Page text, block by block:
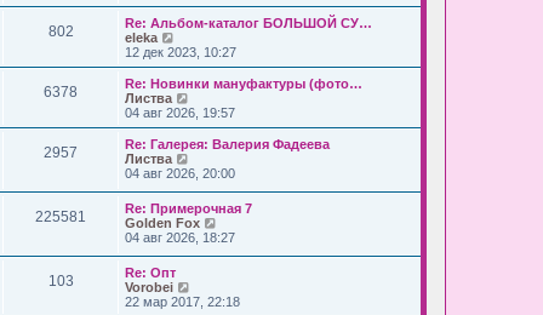
м
у
о
о
б
щ
е
н
и
ю
е
д
е
м
у
с
о
о
б
щ
е
ю
п
о
с
е
н
е
м
с
о
о
б
щ
е
р
е
т
п
о
с
е
н
е
м
с
щ
е
802
Re: Альбом-каталог БОЛЬШОЙ СУ…
eleka
е
р
е
й
т
п
о
с
л
е
д
н
е
м
у
с
12 дек 2023, 10:27
6378
Re: Новинки мануфактуры (фото…
Листва
е
р
е
т
и
п
о
с
л
н
04 авг 2026, 19:57
2957
Re: Галерея: Валерия Фадеева
Листва
е
й
т
и
к
с
04 авг 2026, 20:00
225581
Re: Примерочная 7
Golden Fox
е
т
и
04 авг 2026, 18:27
103
Re: Опт
Vorobei
е
22 мар 2017, 22:18